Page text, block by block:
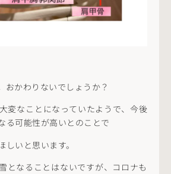
おかわりないでしょうか？
変なことになっていたようで、今後
る可能性が高いとのことで
いと思います。
となることはないですが、コロナも